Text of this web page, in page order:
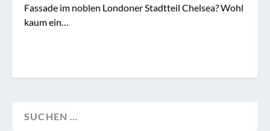
Fassade im noblen Londoner Stadtteil Chelsea? Wohl
kaum ein…